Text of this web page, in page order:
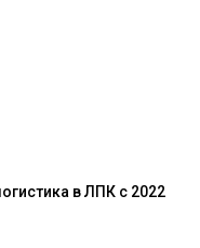
в ЛПК с 2022